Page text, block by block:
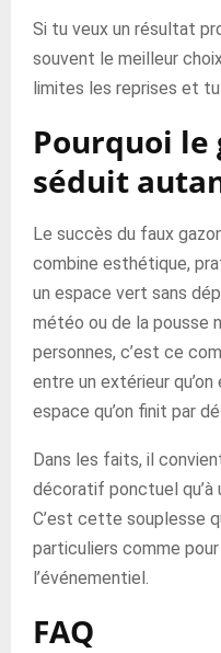
Si tu veux un résultat
souvent le meilleur
limites les reprises et
Pourquoi
séduit
Le succès du faux
combine esthétique,
un espace vert sans
météo ou de la pousse
personnes, c’est ce
entre un extérieur
espace qu’on finit par
Dans les faits, il
décoratif ponctuel qu’à
C’est cette souplesse
particuliers comme
l’événementiel.
FAQ